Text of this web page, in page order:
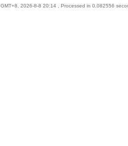
GMT+8, 2026-8-8 20:14 , Processed in 0.082556